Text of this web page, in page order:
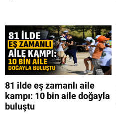
81 ilde eş zamanlı aile
kampı: 10 bin aile doğayla
buluştu